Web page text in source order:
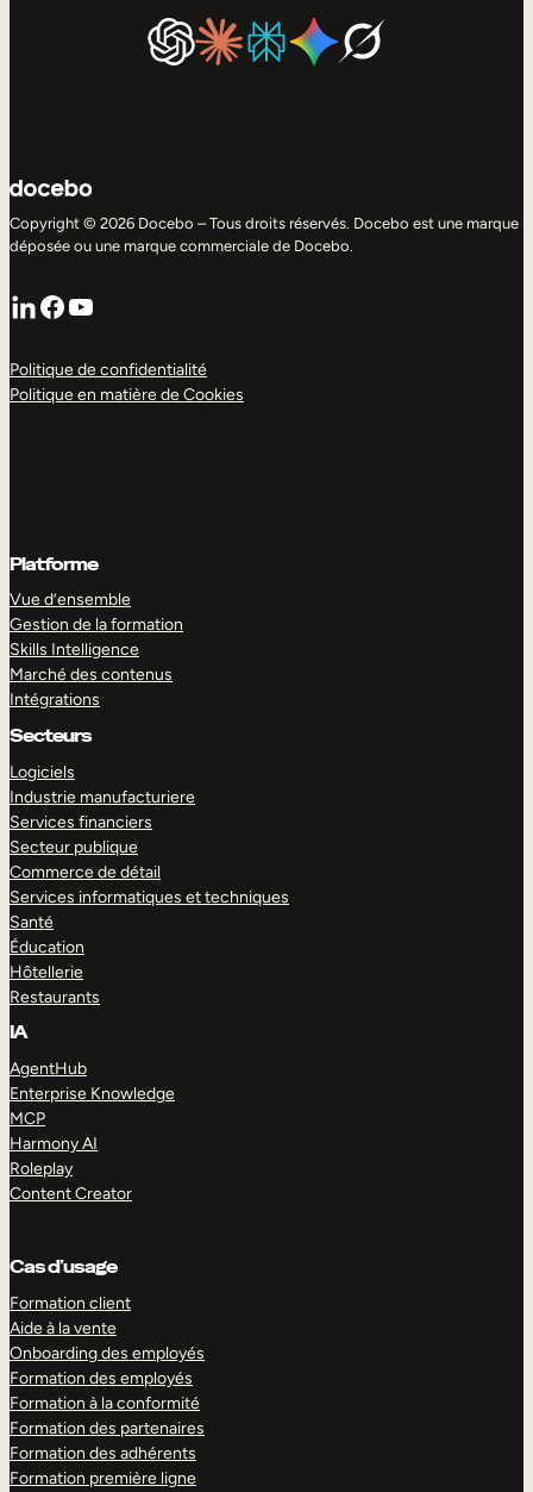
Copyright © 2026 Docebo – Tous droits réservés. Docebo est une marque
déposée ou une marque commerciale de Docebo.
LinkedIn
Facebook
YouTube
Politique de confidentialité
Politique en matière de Cookies
Platforme
Vue d’ensemble
Gestion de la formation
Skills Intelligence
Marché des contenus
Intégrations
Secteurs
Logiciels
Industrie manufacturiere
Services financiers
Secteur publique
Commerce de détail
Services informatiques et techniques
Santé
Éducation
Hôtellerie
Restaurants
IA
AgentHub
Enterprise Knowledge
MCP
Harmony AI
Roleplay
Content Creator
Cas d’usage
Formation client
Aide à la vente
Onboarding des employés
Formation des employés
Formation à la conformité
Formation des partenaires
Formation des adhérents
Formation première ligne